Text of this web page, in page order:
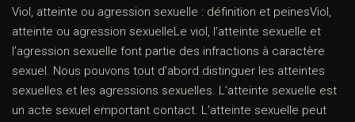
Viol, atteinte ou agression sexuelle : définition et peinesViol,
atteinte ou agression sexuelleLe viol, l’atteinte sexuelle et
l’agression sexuelle font partie des infractions à caractère
sexuel. Nous pouvons tout d’abord distinguer les atteintes
sexuelles et les agressions sexuelles. L’atteinte sexuelle est
un acte sexuel emportant contact. L’atteinte sexuelle peut